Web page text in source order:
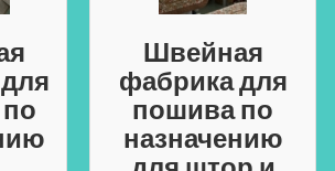
Швейная
фабрика для
пошива по
назначению